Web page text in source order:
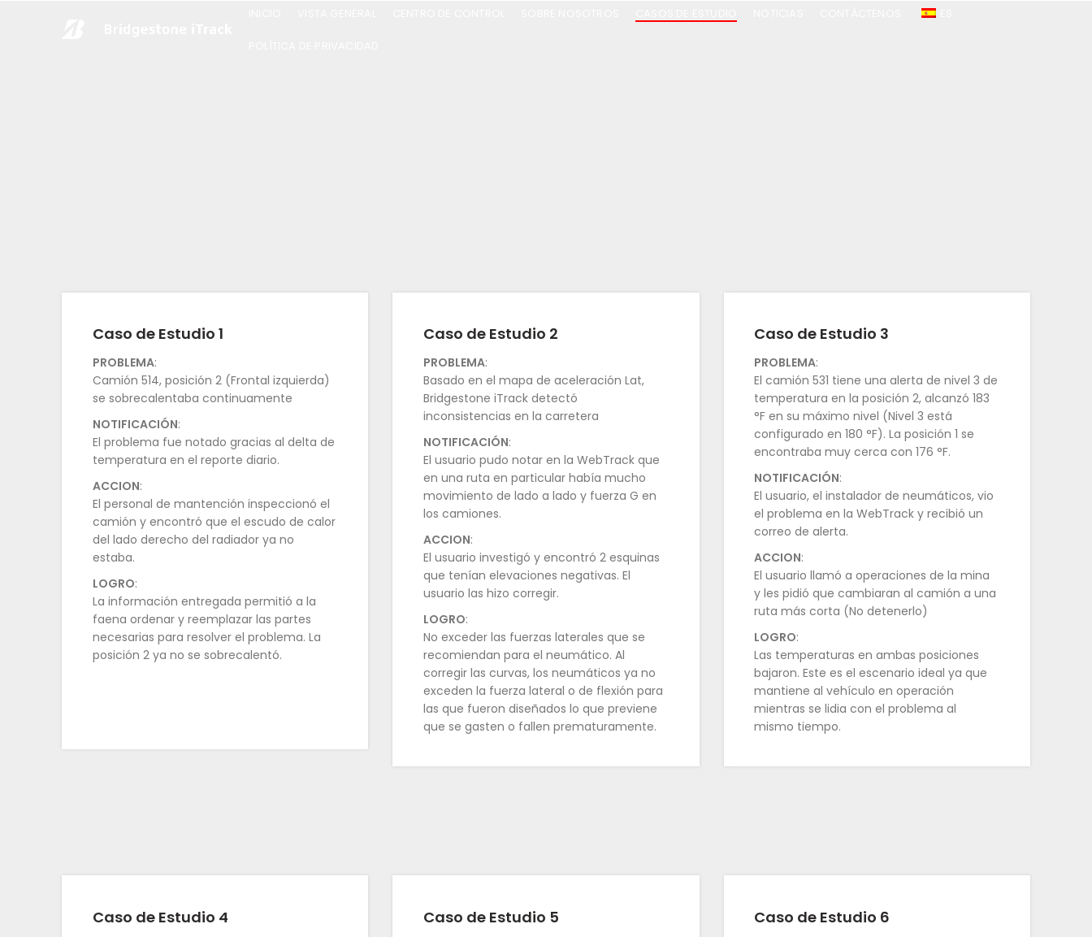
Caso de Estudio 1
PROBLEMA:
Camión 514, posición 2 (Frontal izquierda)
se sobrecalentaba continuamente
NOTIFICACIÓN:
El problema fue notado gracias al delta de
temperatura en el reporte diario.
ACCION:
El personal de mantención inspeccionó el
camión y encontró que el escudo de calor
del lado derecho del radiador ya no
estaba.
LOGRO:
La información entregada permitió a la
faena ordenar y reemplazar las partes
necesarias para resolver el problema. La
posición 2 ya no se sobrecalentó.
Caso de Estudio 2
PROBLEMA:
Basado en el mapa de aceleración Lat,
Bridgestone iTrack detectó
inconsistencias en la carretera
NOTIFICACIÓN:
El usuario pudo notar en la WebTrack que
en una ruta en particular había mucho
movimiento de lado a lado y fuerza G en
los camiones.
ACCION:
El usuario investigó y encontró 2 esquinas
que tenían elevaciones negativas. El
usuario las hizo corregir.
LOGRO:
No exceder las fuerzas laterales que se
recomiendan para el neumático. Al
corregir las curvas, los neumáticos ya no
exceden la fuerza lateral o de flexión para
las que fueron diseñados lo que previene
que se gasten o fallen prematuramente.
Caso de Estudio 3
PROBLEMA:
El camión 531 tiene una alerta de nivel 3 de
temperatura en la posición 2, alcanzó 183
°F en su máximo nivel (Nivel 3 está
configurado en 180 °F). La posición 1 se
encontraba muy cerca con 176 °F.
NOTIFICACIÓN:
El usuario, el instalador de neumáticos, vio
el problema en la WebTrack y recibió un
correo de alerta.
ACCION:
El usuario llamó a operaciones de la mina
y les pidió que cambiaran al camión a una
ruta más corta (No detenerlo)
LOGRO:
Las temperaturas en ambas posiciones
bajaron. Este es el escenario ideal ya que
mantiene al vehículo en operación
mientras se lidia con el problema al
mismo tiempo.
Caso de Estudio 4 Caso de Estudio 5 Caso de Estudio 6